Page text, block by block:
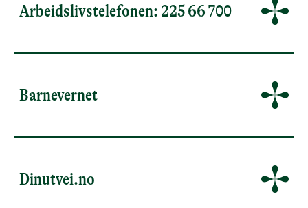
Arbeidslivstelefonen: 225 66 700
Barnevernet
Dinutvei.no